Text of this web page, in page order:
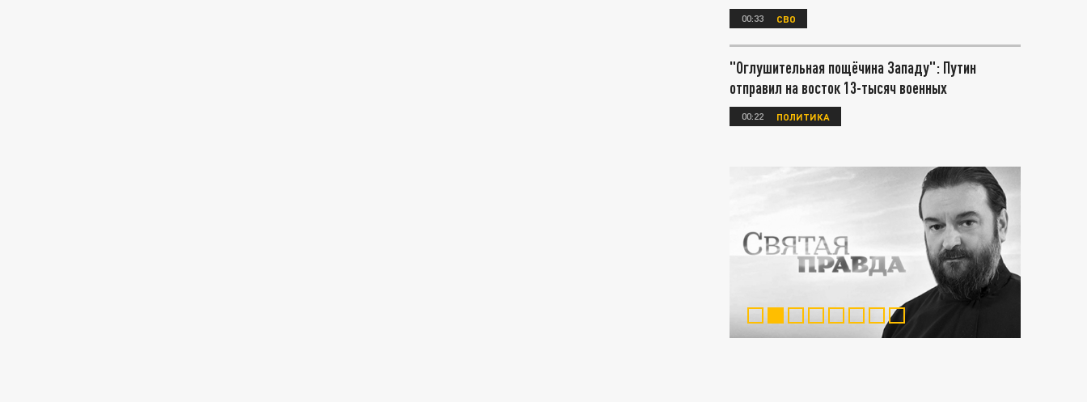
00:33 СВО
"Оглушительная пощёчина Западу": Путин
отправил на восток 13-тысяч военных
00:22 ПОЛИТИКА